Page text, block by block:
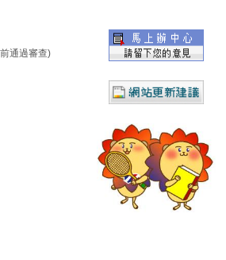
通過審查)